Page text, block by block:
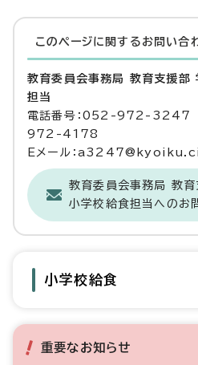
このページに関する お問い合
教育委員会事務局 教育支援部
担当
電話番号：052-972-3247
972-4178
Eメール：
教育委員会事務局 教
小学校給食担当へのお
小学校給食
重要なお知らせ